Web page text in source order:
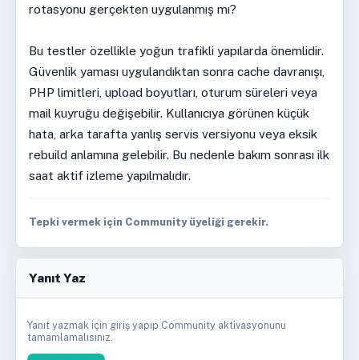
rotasyonu gerçekten uygulanmış mı?
Bu testler özellikle yoğun trafikli yapılarda önemlidir.
Güvenlik yaması uygulandıktan sonra cache davranışı,
PHP limitleri, upload boyutları, oturum süreleri veya
mail kuyruğu değişebilir. Kullanıcıya görünen küçük
hata, arka tarafta yanlış servis versiyonu veya eksik
rebuild anlamına gelebilir. Bu nedenle bakım sonrası ilk
saat aktif izleme yapılmalıdır.
Tepki vermek için Community üyeliği gerekir.
Yanıt Yaz
Yanıt yazmak için giriş yapıp Community aktivasyonunu
tamamlamalısınız.